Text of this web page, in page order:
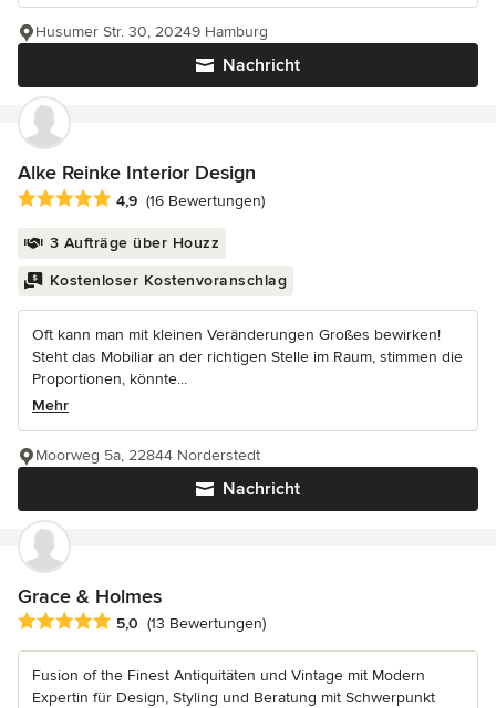
Nachricht
Husumer Str. 30, 20249 Hamburg
Alke Reinke Interior Design
Durchschnittliche Bewertung: 4.9 von 5 Sternen
4,9 (16 Bewertungen)
3 Aufträge über Houzz
Kostenloser Kostenvoranschlag
Oft kann man mit kleinen Veränderungen Großes bewirken!
Steht das Mobiliar an der richtigen Stelle im Raum, stimmen die
Proportionen, könnte...
Mehr
Nachricht
Moorweg 5a, 22844 Norderstedt
Grace & Holmes
Durchschnittliche Bewertung: 5 von 5 Sternen
5,0 (13 Bewertungen)
Fusion of the Finest Antiquitäten und Vintage mit Modern
Expertin für Design, Styling und Beratung mit Schwerpunkt